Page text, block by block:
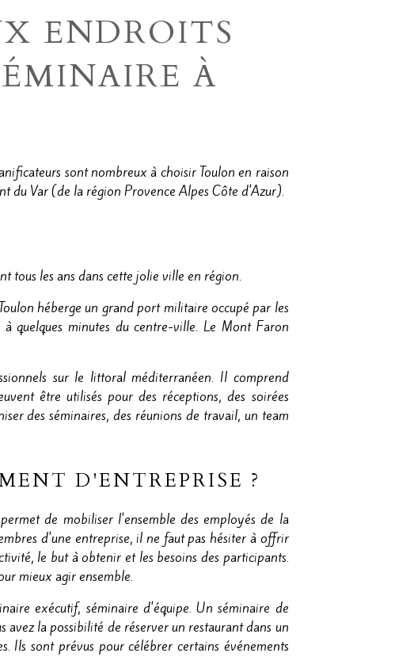
ENDROITS
À
sont nombreux à choisir Toulon en raison
du Var (de la région Provence Alpes Côte d'Azur).
tous les ans dans cette jolie ville en région.
héberge un grand port militaire occupé par les
quelques minutes du centre-ville. Le Mont Faron
sur le littoral méditerranéen. Il comprend
être utilisés pour des réceptions, des soirées
des séminaires, des réunions de travail, un team
D'ENTREPRISE ?
de mobiliser l'ensemble des employés de la
d'une entreprise, il ne faut pas hésiter à offrir
le but à obtenir et les besoins des participants.
mieux agir ensemble.
exécutif, séminaire d'équipe. Un séminaire de
la possibilité de réserver un restaurant dans un
Ils sont prévus pour célébrer certains événements